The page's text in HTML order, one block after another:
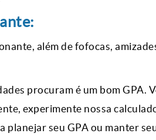
além de fofocas,
procuram é um bom GPA.
experimente nossa
planejar seu GPA ou manter